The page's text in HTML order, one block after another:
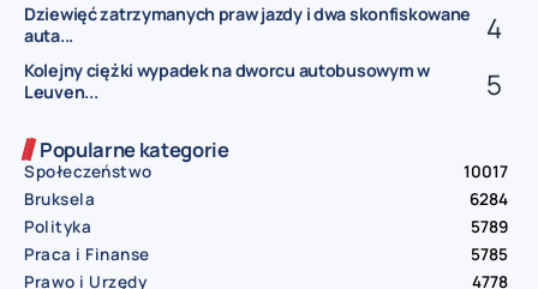
Dziewięć zatrzymanych praw jazdy i dwa skonfiskowane
auta...
Kolejny ciężki wypadek na dworcu autobusowym w
Leuven...
Popularne kategorie
Społeczeństwo
10017
Bruksela
6284
Polityka
5789
Praca i Finanse
5785
Prawo i Urzędy
4778